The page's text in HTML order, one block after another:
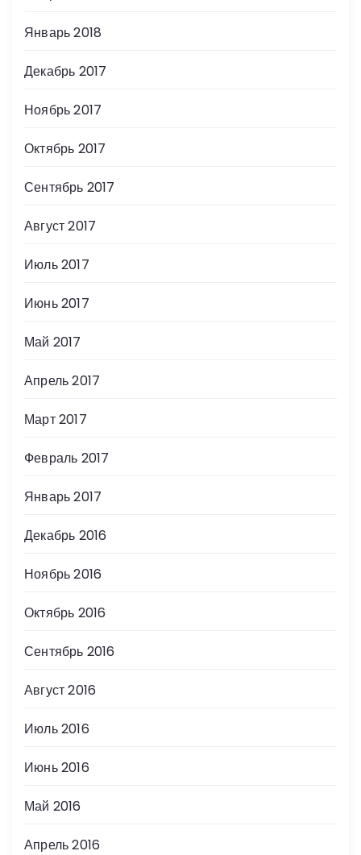
Январь 2018
Декабрь 2017
Ноябрь 2017
Октябрь 2017
Сентябрь 2017
Август 2017
Июль 2017
Июнь 2017
Май 2017
Апрель 2017
Март 2017
Февраль 2017
Январь 2017
Декабрь 2016
Ноябрь 2016
Октябрь 2016
Сентябрь 2016
Август 2016
Июль 2016
Июнь 2016
Май 2016
Апрель 2016